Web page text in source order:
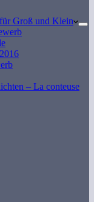
Groß und Klein
– La conteuse